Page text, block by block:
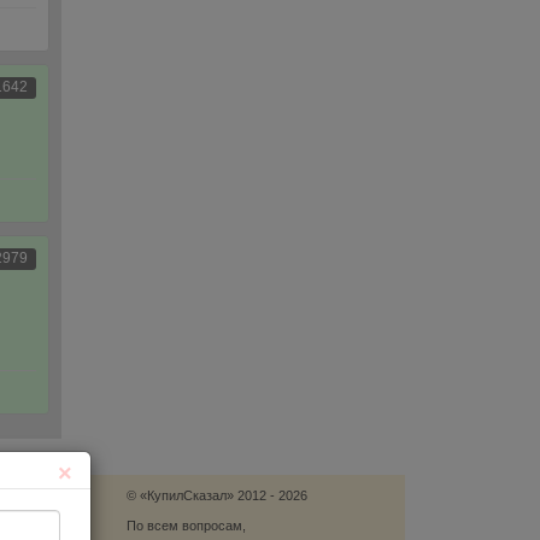
×
© «КупилСказал» 2012 - 2026
По всем вопросам,